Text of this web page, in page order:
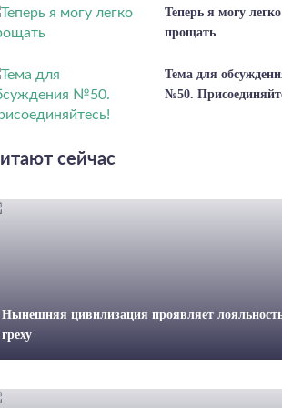
Теперь я могу легко
прощать
Тема для
№50.
сейчас
Нынешняя цивилизация проявляет
греху